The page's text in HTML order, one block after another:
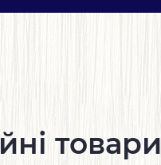
товари